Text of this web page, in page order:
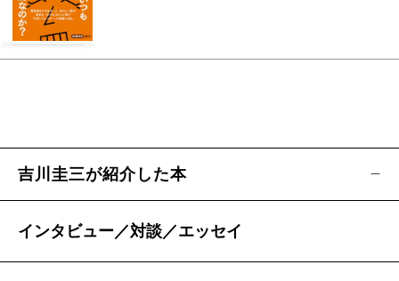
吉川圭三が紹介した本
インタビュー／対談／エッセイ